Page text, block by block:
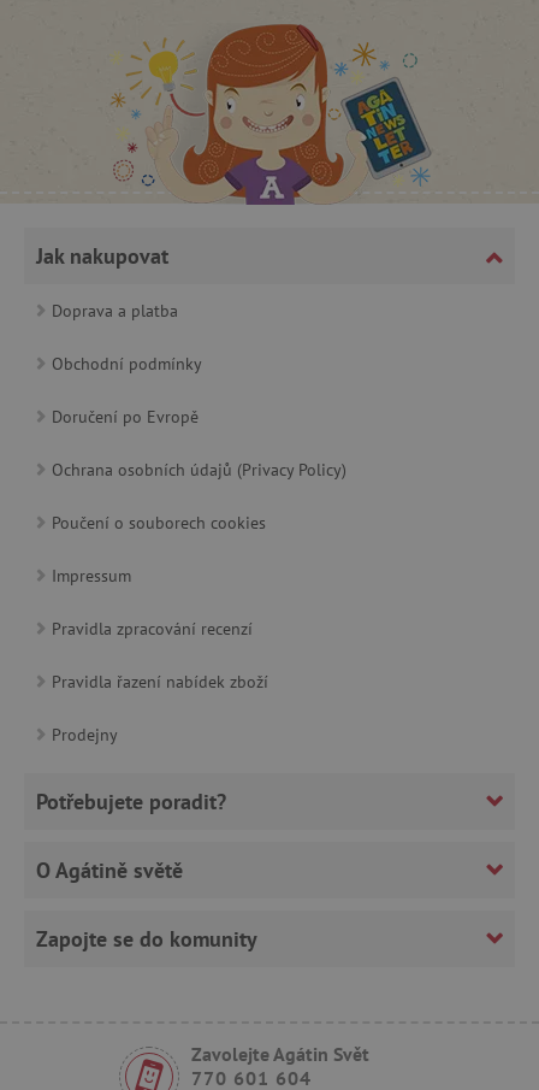
Jak nakupovat
Doprava a platba
Obchodní podmínky
Doručení po Evropě
Ochrana osobních údajů (Privacy Policy)
Poučení o souborech cookies
Impressum
Pravidla zpracování recenzí
Pravidla řazení nabídek zboží
Prodejny
Potřebujete poradit?
O Agátině světě
Zapojte se do komunity
Zavolejte Agátin Svět
770 601 604
_lb_ccc .agatinsvet.cz
cjConsent